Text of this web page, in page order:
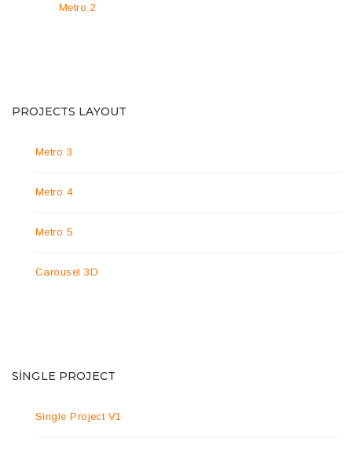
Metro 2
PROJECTS LAYOUT
Metro 3
Metro 4
Metro 5
Carousel 3D
SINGLE PROJECT
Single Project V1